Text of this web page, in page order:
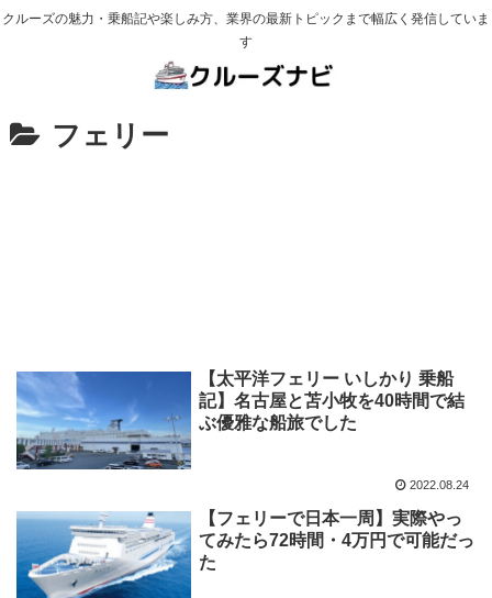
クルーズの魅力・乗船記や楽しみ方、業界の最新トピックまで幅広く発信していま
す
フェリー
【太平洋フェリー いしかり 乗船
記】名古屋と苫小牧を40時間で結
ぶ優雅な船旅でした
2022.08.24
【フェリーで日本一周】実際やっ
てみたら72時間・4万円で可能だっ
た